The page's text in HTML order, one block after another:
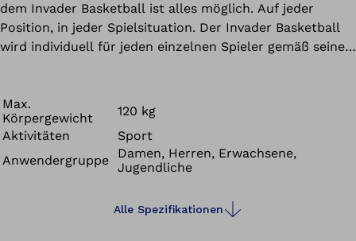
dem Invader Basketball ist alles möglich. Auf jeder
Position, in jeder Spielsituation. Der Invader Basketball
wird individuell für jeden einzelnen Spieler gemäß seiner
Max.
Körpergewicht
120 kg
Aktivitäten
Sport
Anwendergruppe
Damen, Herren, Erwachsene,
Jugendliche
Alle Spezifikationen